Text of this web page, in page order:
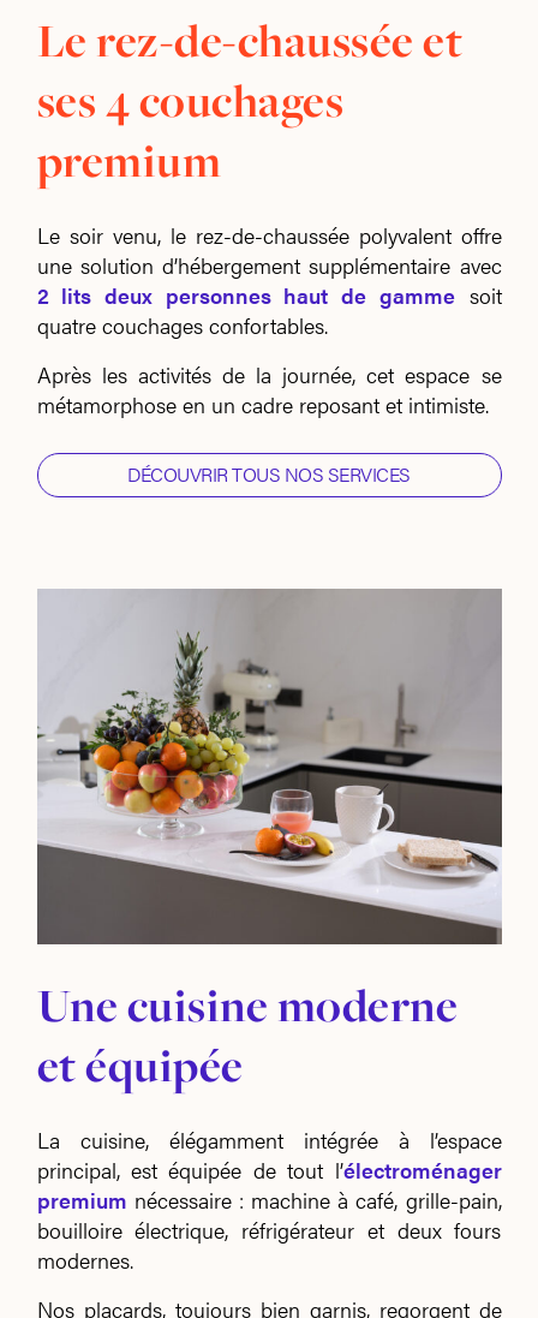
Le rez-de-chaussée et
ses 4 couchages
premium
Le soir venu, le rez-de-chaussée polyvalent offre
une solution d’hébergement supplémentaire avec
2 lits deux personnes haut de gammesoit
quatre couchages confortables.
Après les activités de la journée, cet espace se
métamorphose en un cadre reposant et intimiste.
DÉCOUVRIR TOUS NOS SERVICES
Une cuisine moderne
et équipée
La cuisine, élégamment intégrée à l’espace
principal, est équipée de tout l’électroménager
premium nécessaire : machine à café, grille-pain,
bouilloire électrique, réfrigérateur et deux fours
modernes.
Nos placards, toujours bien garnis, regorgent de